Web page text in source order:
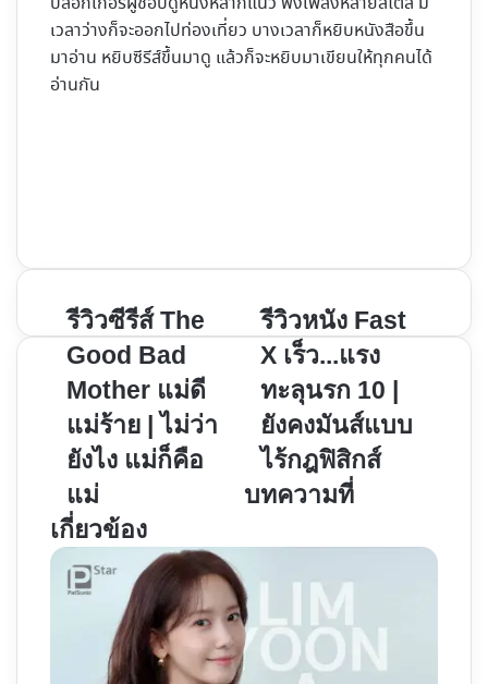
เวลาว่างก็จะออกไปท่องเที่ยว บางเวลาก็หยิบหนังสือขึ้น
มาอ่าน หยิบซีรีส์ขึ้นมาดู แล้วก็จะหยิบมาเขียนให้ทุกคนได้
อ่านกัน
รีวิว
ซี
รีส์
The
Good
Bad
Mother
แม่
ดี
แม่
ร้าย
รีวิวซีรีส์ The
Good Bad
Mother แม่ดี
แม่ร้าย | ไม่ว่า
ยังไง แม่ก็คือ
แม่
รีวิว
หนัง
Fast
X
เร็ว...แรง
ทะลุ
10
คง
มันส์
แบบ
ไร้
รีวิวหนัง Fast
X เร็ว...แรง
ทะลุนรก 10 |
ยังคงมันส์แบบ
ไร้กฎฟิสิกส์
บทความที่
เกี่ยวข้อง